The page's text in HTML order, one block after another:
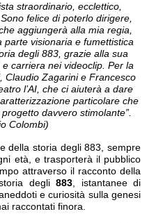
straordinario, ecclettico,
felice di poterlo dirigere,
aggiungerà alla mia regia,
visionaria e fumettistica
degli 883, grazie alla sua
carriera nei videoclip. Per la
Claudio Zagarini e Francesco
l’AI, che ci aiuterà a dare
particolare che
davvero stimolante”.
Colombi)
della storia degli 883, sempre
età, e trasporterà il pubblico
attraverso il racconto della
degli 883, istantanee di
e curiosità sulla genesi
raccontati finora.